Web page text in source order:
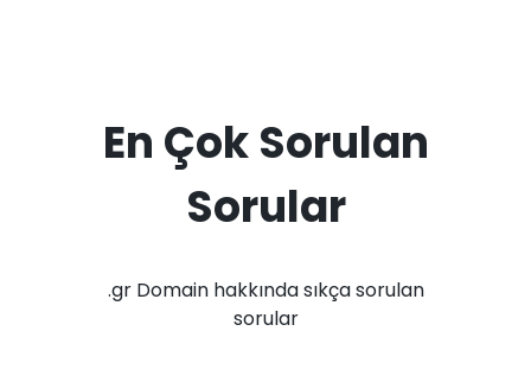
En Çok Sorulan
Sorular
.gr Domain hakkında sıkça sorulan
sorular